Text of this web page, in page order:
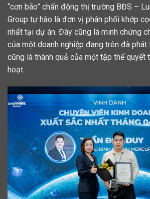
“cơn bão” chấn động thị trường BĐS –
Group tự hào là đơn vị phân phối khớp
nhất tại dự án. Đây cũng là minh chứng
của một doanh nghiệp đang trên đà phát
cũng là thành quả của một tập thể quyết
hoạt.